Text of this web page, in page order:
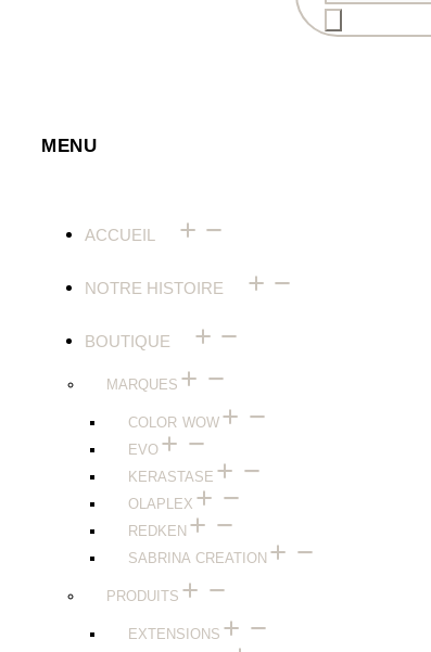
MENU
ACCUEIL
NOTRE HISTOIRE
BOUTIQUE
MARQUES
COLOR WOW
EVO
⁠⁠KERASTASE
OLAPLEX
⁠⁠REDKEN
SABRINA CREATION
PRODUITS
EXTENSIONS